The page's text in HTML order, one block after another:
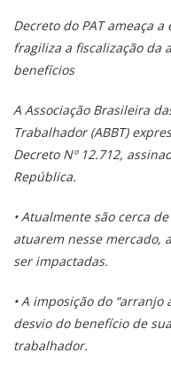
Decreto do PAT ameaça
fragiliza a fiscalização da
benefícios
A Associação Brasileira
Trabalhador (ABBT)
Decreto Nº 12.712,
República.
• Atualmente são cerca
atuarem nesse mercado,
ser impactadas.
• A imposição do
desvio do benefício de
trabalhador.